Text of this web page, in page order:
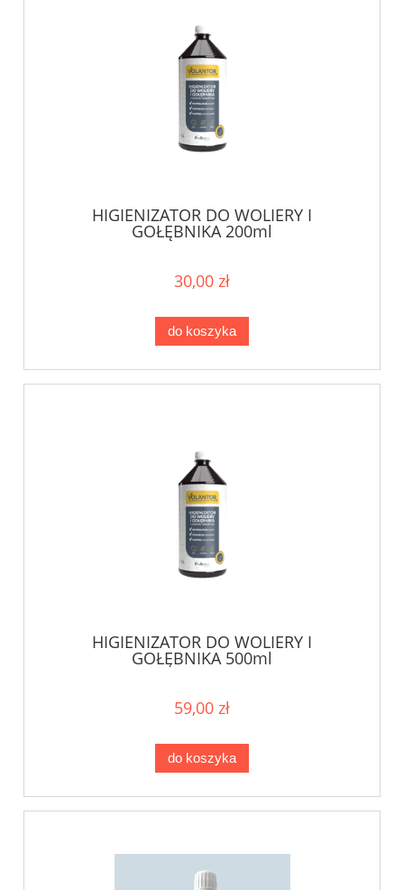
HIGIENIZATOR DO WOLIERY I
GOŁĘBNIKA 200ml
30,00 zł
do koszyka
HIGIENIZATOR DO WOLIERY I
GOŁĘBNIKA 500ml
59,00 zł
do koszyka